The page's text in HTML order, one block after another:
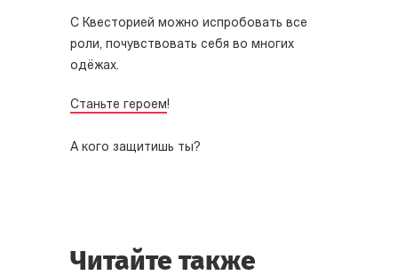
С Квесторией можно испробовать все
роли, почувствовать себя во многих
одёжах.
Станьте героем!
А кого защитишь ты?
Читайте также